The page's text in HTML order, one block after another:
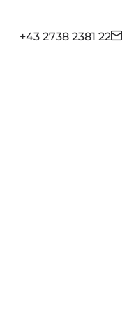
+43 2738 2381 22